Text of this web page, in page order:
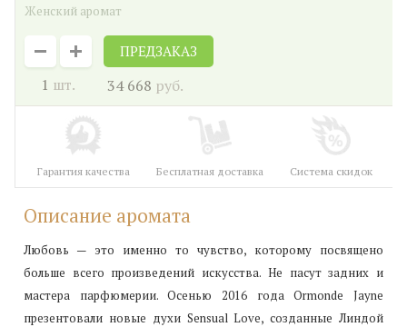
Женский аромат
1 шт.
ПРЕДЗАКАЗ
34 668 руб.
Гарантия качества Бесплатная доставка Система скидок
Описание аромата
Любовь — это именно то чувство, которому посвящено
больше всего произведений искусства. Не пасут задних и
мастера парфюмерии. Осенью 2016 года Ormonde Jayne
презентовали новые духи Sensual Love, созданные Линдой